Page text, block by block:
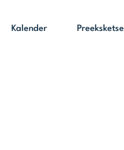
Kalender Preeksketse